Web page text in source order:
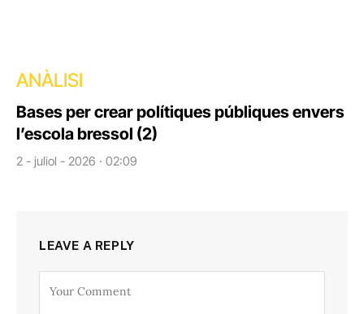
ANÀLISI
Bases per crear polítiques públiques envers
l’escola bressol (2)
2 - juliol - 2026 · 02:09
LEAVE A REPLY